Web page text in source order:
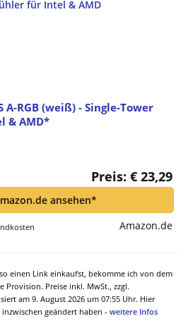
A-RGB (weiß) - Single-Tower
& AMD*
Preis: € 23,29
ansehen*
Amazon.de
einen Link einkaufst, bekomme ich von dem
Provision. Preise inkl. MwSt., zzgl.
am 9. August 2026 um 07:55 Uhr. Hier
geändert haben - weitere Infos